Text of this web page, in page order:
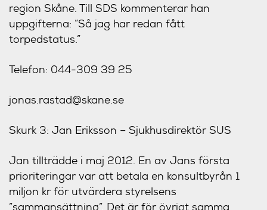
region Skåne. Till SDS kommenterar han
uppgifterna: ”Så jag har redan fått
torpedstatus.”
Telefon: 044-309 39 25
jonas.rastad@skane.se
Skurk 3: Jan Eriksson – Sjukhusdirektör SUS
Jan tillträdde i maj 2012. En av Jans första
prioriteringar var att betala en konsultbyrån 1
miljon kr för utvärdera styrelsens
”sammansättning”. Det är för övrigt samma